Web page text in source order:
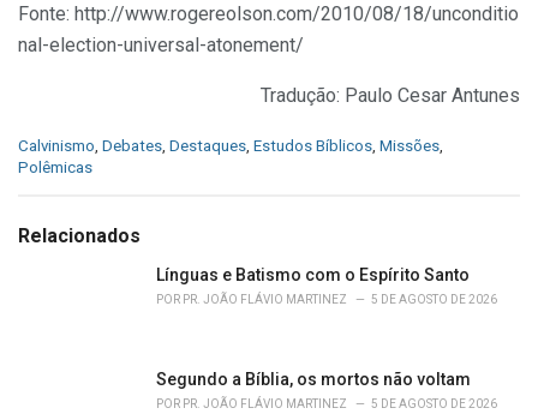
Fonte: http://www.rogereolson.com/2010/08/18/unconditio
nal-election-universal-atonement/
Tradução: Paulo Cesar Antunes
C
a
g
Calvinismo Debates Destaques Estudos Bíblicos Missões
Polêmicas
Relacionados
Línguas e Batismo com o Espírito Santo
POR PR. JOÃO FLÁVIO MARTINEZ 5 DE AGOSTO DE 2026
Segundo a Bíblia, os mortos não voltam
POR PR. JOÃO FLÁVIO MARTINEZ 5 DE AGOSTO DE 2026